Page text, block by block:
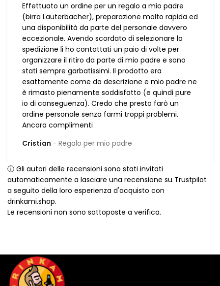
Effettuato un ordine per un regalo a mio padre
(birra Lauterbacher), preparazione molto rapida ed
una disponibilità da parte del personale davvero
eccezionale. Avendo scordato di selezionare la
spedizione li ho contattati un paio di volte per
organizzare il ritiro da parte di mio padre e sono
stati sempre garbatissimi. Il prodotto era
esattamente come da descrizione e mio padre ne
è rimasto pienamente soddisfatto (e quindi pure
io di conseguenza). Credo che presto farò un
ordine personale senza farmi troppi problemi.
Ancora complimenti
Cristian
Regalo per mio padre
ⓘ Gli autori delle recensioni sono stati invitati
automaticamente a lasciare una recensione su Trustpilot
a seguito della loro esperienza d'acquisto con
drinkami.shop.
Le recensioni non sono sottoposte a verifica.